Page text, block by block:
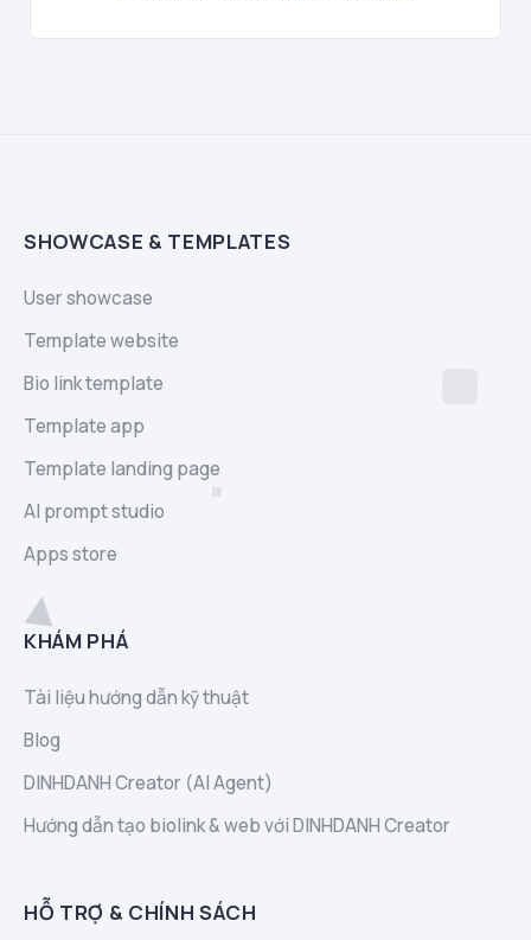
SHOWCASE & TEMPLATES
User showcase
Template website
Bio link template
Template app
Template landing page
AI prompt studio
Apps store
KHÁM PHÁ
Tài liệu hướng dẫn kỹ thuật
Blog
DINHDANH Creator (AI Agent)
Hướng dẫn tạo biolink & web với DINHDANH Creator
HỖ TRỢ & CHÍNH SÁCH